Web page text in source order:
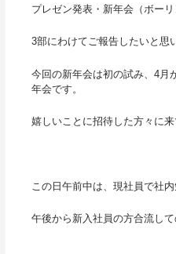
プレゼン発表・新年会（ボー
3部にわけてご報告したいと思
今回の新年会は初の試み、4月
年会です。
嬉しいことに招待した方々に来
この日午前中は、現社員で社
午後から新入社員の方合流し